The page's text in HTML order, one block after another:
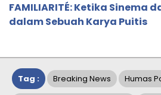
FAMILIARITÉ: Ketika Sinema
dalam Sebuah Karya Puitis
Tag : Breaking News Humas